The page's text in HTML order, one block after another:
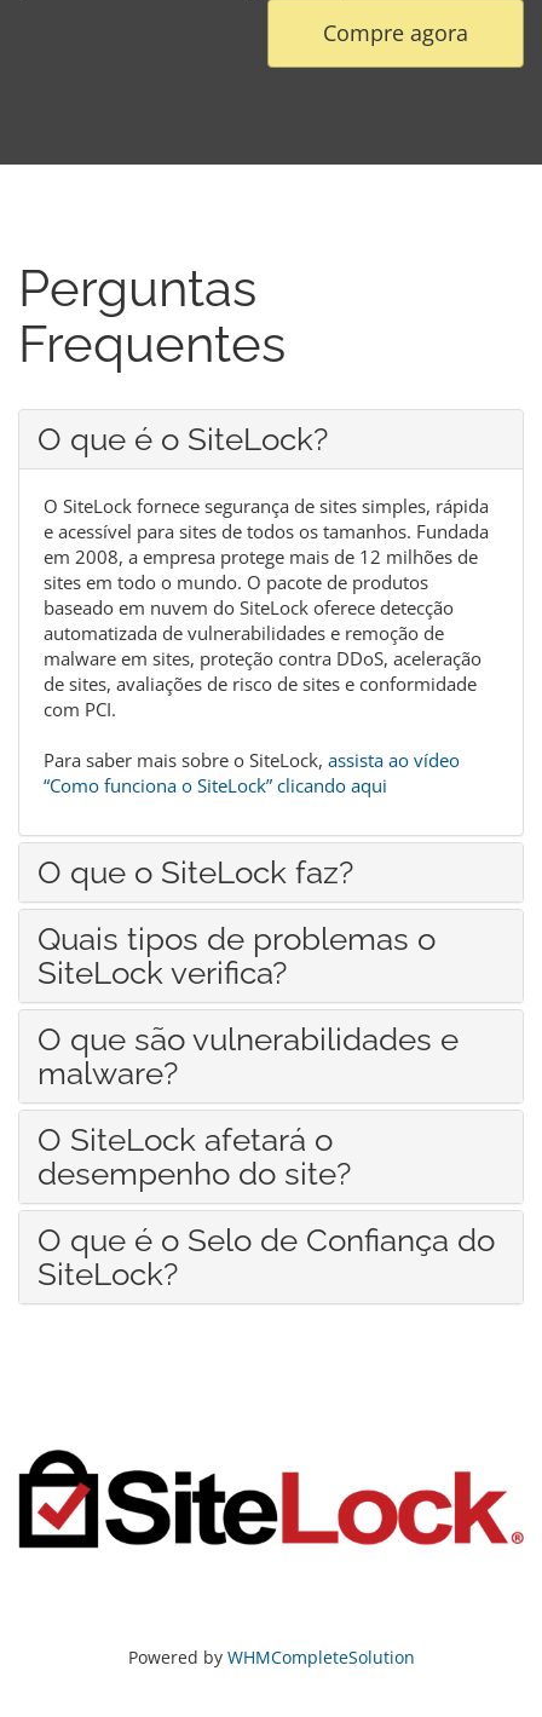
Compre agora
Perguntas
Frequentes
O que é o SiteLock?
O SiteLock fornece segurança de sites simples, rápida
e acessível para sites de todos os tamanhos. Fundada
em 2008, a empresa protege mais de 12 milhões de
sites em todo o mundo. O pacote de produtos
baseado em nuvem do SiteLock oferece detecção
automatizada de vulnerabilidades e remoção de
malware em sites, proteção contra DDoS, aceleração
de sites, avaliações de risco de sites e conformidade
com PCI.
Para saber mais sobre o SiteLock, assista ao vídeo
“Como funciona o SiteLock” clicando aqui
O que o SiteLock faz?
Quais tipos de problemas o
SiteLock verifica?
O que são vulnerabilidades e
malware?
O SiteLock afetará o
desempenho do site?
O que é o Selo de Confiança do
SiteLock?
Powered by WHMCompleteSolution